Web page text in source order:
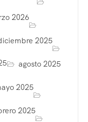
2026
2025
agosto 2025
2025
2025